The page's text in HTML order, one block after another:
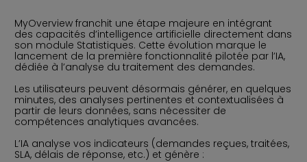
MyOverview franchit une étape majeure en intégrant
des capacités d’intelligence artificielle directement dans
son module Statistiques. Cette évolution marque le
lancement de la première fonctionnalité pilotée par l’IA,
dédiée à l’analyse du traitement des demandes.
Les utilisateurs peuvent désormais générer, en quelques
minutes, des analyses pertinentes et contextualisées à
partir de leurs données, sans nécessiter de
compétences analytiques avancées.
L’IA analyse vos indicateurs (demandes reçues, traitées,
SLA, délais de réponse, etc.) et génère :